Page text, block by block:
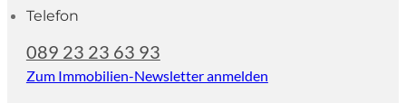
Telefon
089 23 23 63 93
Zum Immobilien-Newsletter anmelden